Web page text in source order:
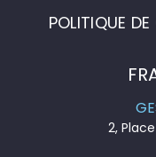
POLITIQUE
2,